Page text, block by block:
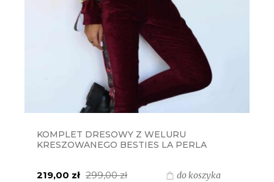
KOMPLET DRESOWY Z WELURU
KRESZOWANEGO BESTIES LA PERLA
219,00 zł 299,00 zł do koszyka